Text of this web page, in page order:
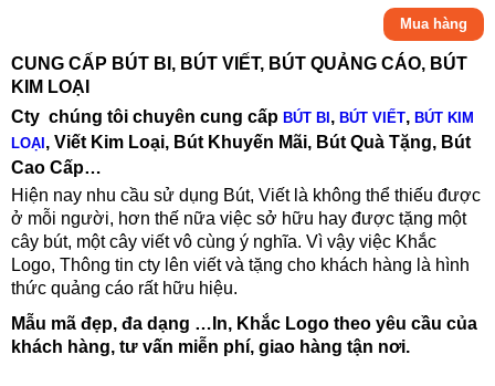
Mua hàng
CUNG CẤP BÚT BI, BÚT VIẾT, BÚT QUẢNG CÁO, BÚT
KIM LOẠI
Cty chúng tôi chuyên cung cấp BÚT BI , BÚT VIẾT, BÚT KIM
LOẠI , Viết Kim Loại, Bút Khuyến Mãi, Bút Quà Tặng, Bút
Cao Cấp…
Hiện nay nhu cầu sử dụng Bút, Viết là không thể thiếu được
ở mỗi người, hơn thế nữa việc sở hữu hay được tặng một
cây bút, một cây viết vô cùng ý nghĩa. Vì vậy việc Khắc
Logo, Thông tin cty lên viết và tặng cho khách hàng là hình
thức quảng cáo rất hữu hiệu.
Mẫu mã đẹp, đa dạng …In, Khắc Logo theo yêu cầu của
khách hàng, tư vấn miễn phí, giao hàng tận nơi.